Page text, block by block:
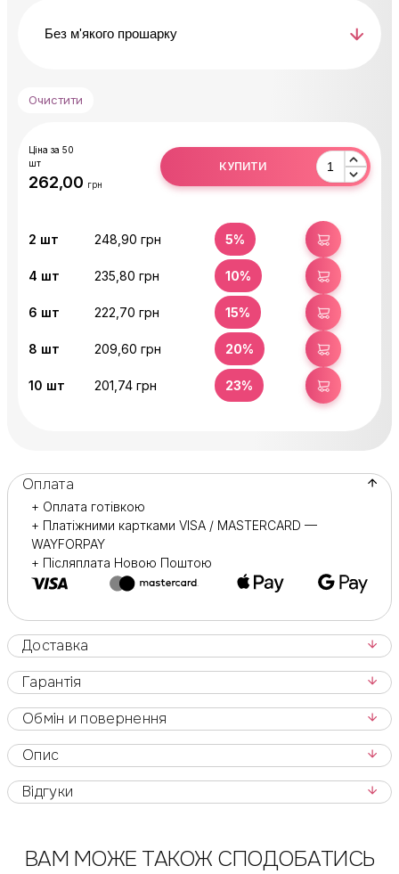
Очистити
Ціна за 50
шт
грн
КУПИТИ
2 шт 248,90 грн 5% КУПИТИ
4 шт 235,80 грн 10% КУПИТИ
6 шт 222,70 грн 15% КУПИТИ
8 шт 209,60 грн 20% КУПИТИ
10 шт 201,74 грн 23% КУПИТИ
Оплата
+ Оплата готівкою
+ Платіжними картками VISA / MASTERCARD —
WAYFORPAY
+ Післяплата Новою Поштою
Доставка
Гарантія
Обмін и повернення
Опис
Відгуки
ВАМ МОЖЕ ТАКОЖ СПОДОБАТИСЬ